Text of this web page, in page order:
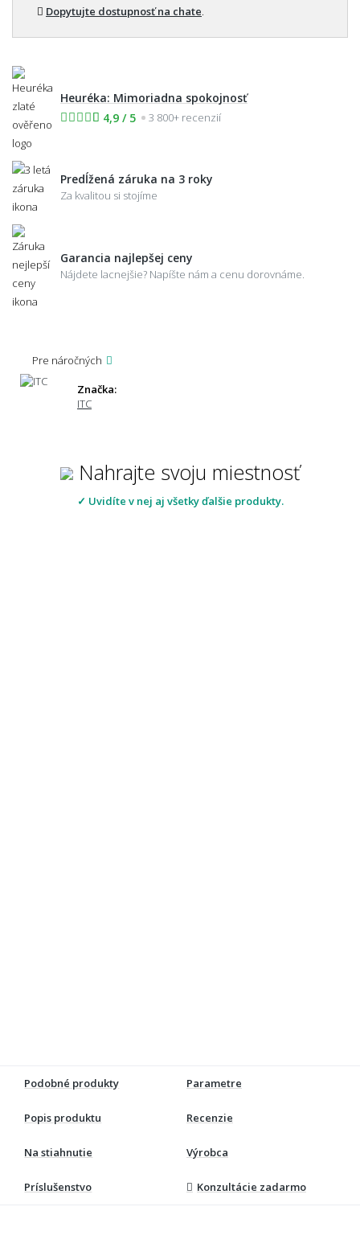
Dopytujte dostupnosť na chate
Heuréka: Mimoriadna spokojnosť
4,9 / 5
3 800+ recenzií
Predĺžená záruka na 3 roky
Za kvalitou si stojíme
Garancia najlepšej ceny
Nájdete lacnejšie? Napíšte nám a cenu dorovnáme.
Pre náročných
Značka:
ITC
Nahrajte svoju miestnosť
✓ Uvidíte v nej aj všetky ďalšie produkty.
Podobné produkty Parametre
Popis produktu Recenzie
Na stiahnutie Výrobca
Príslušenstvo Konzultácie zadarmo